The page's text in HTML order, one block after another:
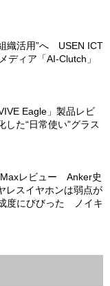
織活用”へ USEN ICT
ディア「AI-Clutch」
Eagle」製品レビ
た“日常使い”グラス
レビュー Anker史
レスイヤホンは弱点が
度にびびった ノイキ